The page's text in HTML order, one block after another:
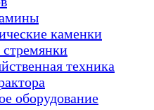
каменки
техника
оборудование